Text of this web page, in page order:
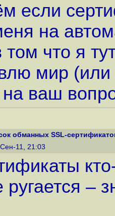
если
на
что я
мир
на ваш
обманных SSL-
11, 21:03
ругается –